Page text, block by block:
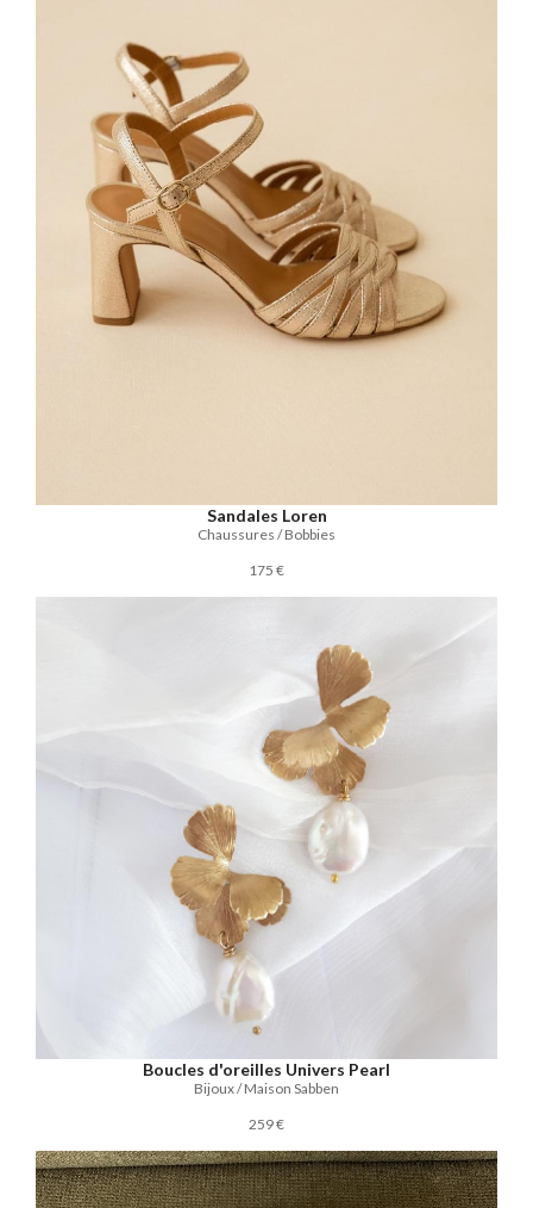
Sandales Loren
Chaussures / Bobbies
175 €
Boucles d'oreilles Univers Pearl
Bijoux / Maison Sabben
259 €